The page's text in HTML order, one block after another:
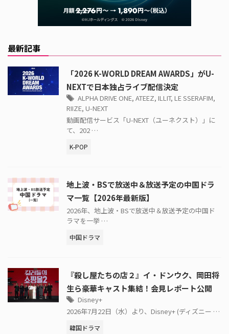
最新記事
「2026 K-WORLD DREAM AWARDS」がU-
NEXTで日本独占ライブ配信決定
ALPHA DRIVE ONE, ATEEZ, ILLIT, LE SSERAFIM,
RIIZE, U-NEXT
動画配信サービス「U-NEXT（ユーネクスト）」に
て、202 …
K-POP
地上波・BSで放送中＆放送予定の中国ドラ
マ一覧【2026年最新版】
2026年、地上波・BSで放送中＆放送予定の中国ド
ラマを一挙 …
中国ドラマ
『殺し屋たちの店２』イ・ドンウク、岡田将
生ら豪華キャスト集結！会見レポート公開
Disney+
2026年7月22日（水）より、Disney+ (ディズニー …
韓国ドラマ